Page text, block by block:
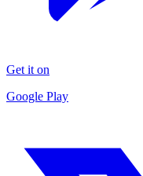
Get it on
Google Play